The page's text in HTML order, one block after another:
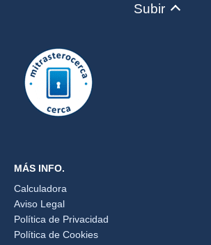
Subir
MÁS INFO.
Calculadora
Aviso Legal
Política de Privacidad
Política de Cookies